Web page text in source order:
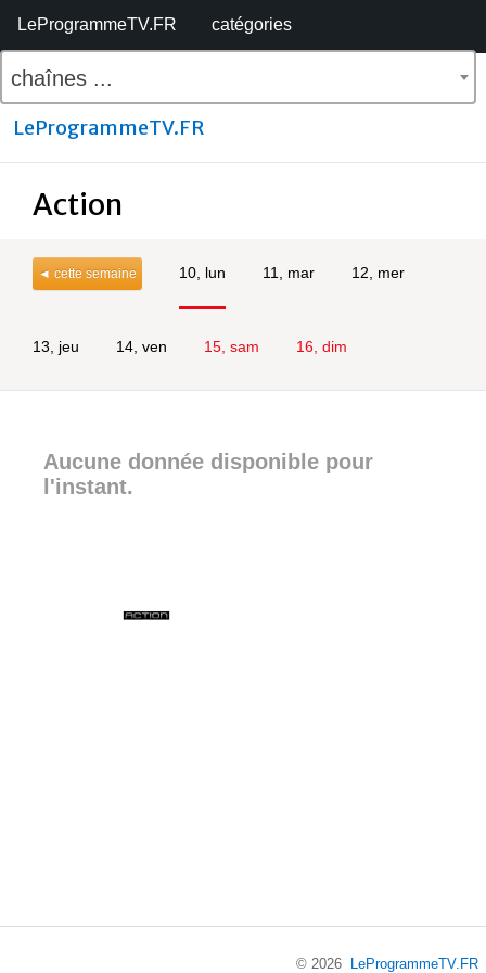
LeProgrammeTV.FR catégories
chaînes ...
LeProgrammeTV.FR
Action
◄ cette semaine 10, lun 11, mar 12, mer
13, jeu 14, ven 15, sam 16, dim
Aucune donnée disponible pour
l'instant.
© 2026 LeProgrammeTV.FR